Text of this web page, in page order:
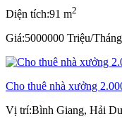
Diện tích:91 m2
Giá:5000000 Triệu/Tháng
Cho thuê nhà xưởng
Vị trí:Bình Giang, Hải